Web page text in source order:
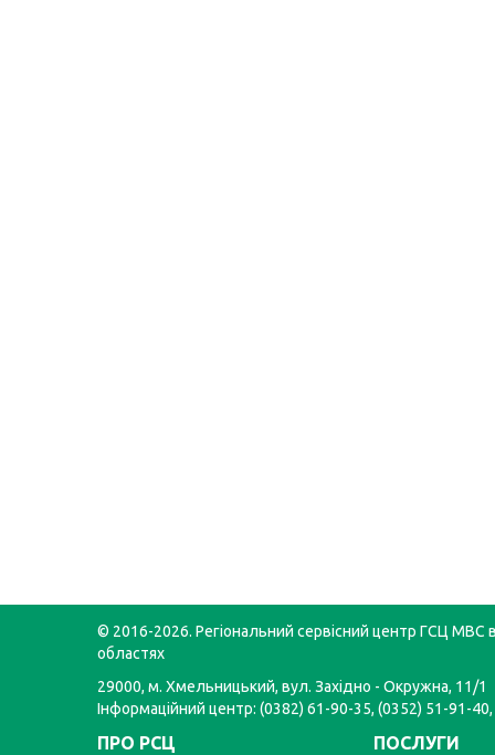
© 2016-2026. Регіональний сервісний центр ГСЦ МВС
областях
29000, м. Хмельницький, вул. Західно - Окружна, 11/1
Інформаційний центр: (0382) 61-90-35, (0352) 51-91-
ПРО РСЦ ПОСЛУГИ